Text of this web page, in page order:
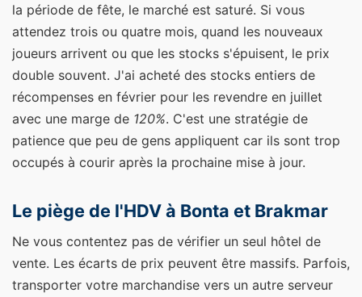
la période de fête, le marché est saturé. Si vous
attendez trois ou quatre mois, quand les nouveaux
joueurs arrivent ou que les stocks s'épuisent, le prix
double souvent. J'ai acheté des stocks entiers de
récompenses en février pour les revendre en juillet
avec une marge de 120%. C'est une stratégie de
patience que peu de gens appliquent car ils sont trop
occupés à courir après la prochaine mise à jour.
Le piège de l'HDV à Bonta et Brakmar
Ne vous contentez pas de vérifier un seul hôtel de
vente. Les écarts de prix peuvent être massifs. Parfois,
transporter votre marchandise vers un autre serveur